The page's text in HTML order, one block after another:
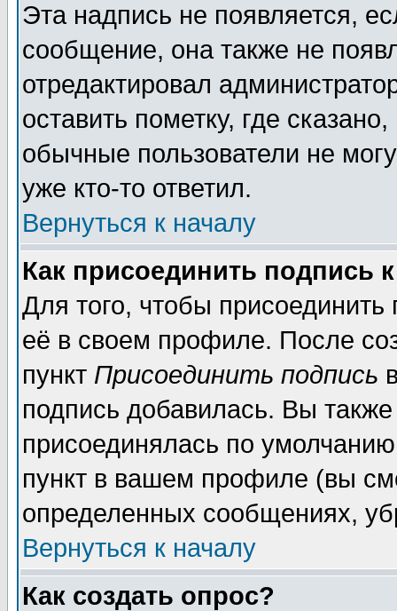
Эта надпись не появляется,
сообщение, она также не
отредактировал
оставить пометку, где
обычные пользователи не
уже кто-то ответил.
Вернуться к началу
Как присоединить подпись
Для того, чтобы
её в своем профиле. После
пункт Присоединить подпись
подпись добавилась. Вы
присоединялась по
пункт в вашем профиле (вы
определенных сообщениях,
Вернуться к началу
Как создать опрос?